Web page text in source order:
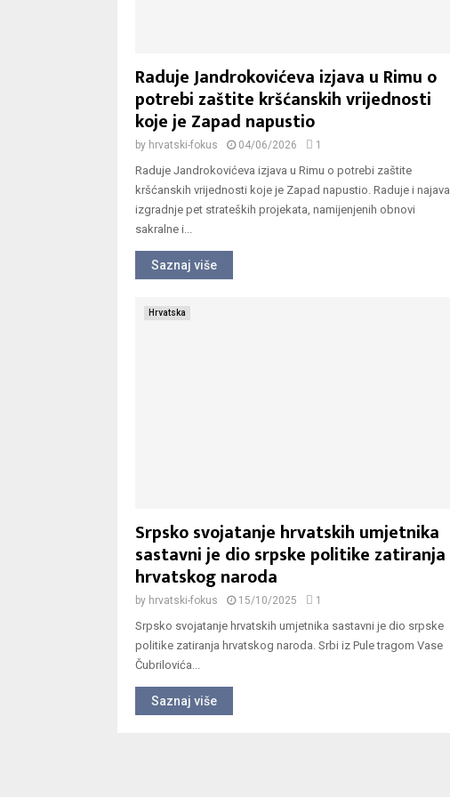
Raduje Jandrokovićeva izjava u Rimu o
potrebi zaštite kršćanskih vrijednosti
koje je Zapad napustio
by hrvatski-fokus 04/06/2026 1
Raduje Jandrokovićeva izjava u Rimu o potrebi zaštite
kršćanskih vrijednosti koje je Zapad napustio. Raduje i najava
izgradnje pet strateških projekata, namijenjenih obnovi
sakralne i...
Saznaj više
Hrvatska
Srpsko svojatanje hrvatskih umjetnika
sastavni je dio srpske politike zatiranja
hrvatskog naroda
by hrvatski-fokus 15/10/2025 1
Srpsko svojatanje hrvatskih umjetnika sastavni je dio srpske
politike zatiranja hrvatskog naroda. Srbi iz Pule tragom Vase
Čubrilovića...
Saznaj više